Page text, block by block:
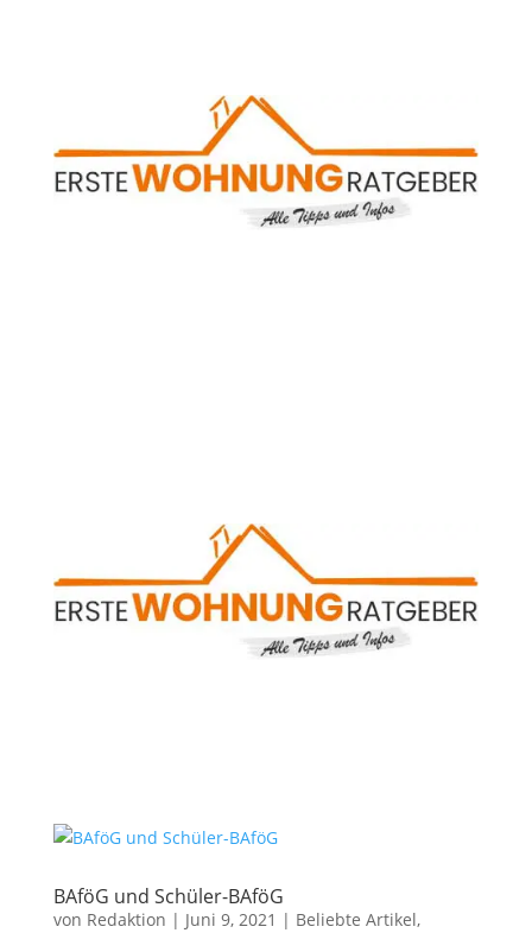
BAföG und Schüler-BAföG
von Redaktion | Juni 9, 2021 | Beliebte Artikel,